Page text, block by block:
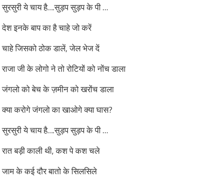
सुरसुरी ये चाय है….सुड़प सुड़प के पी …
देश इनके बाप का है चाहे जो करें
चाहे जिसको ठोक डालें, जेल भेज दें
राजा जी के लोगो ने तो रोटियों को नोंच डाला
जंगलो को बेच के ज़मीन को खरोंच डाला
क्या करोगे जंगलो का खाओगे क्या घास?
सुरसुरी ये चाय है….सुड़प सुड़प के पी …
रात बड़ी काली थी, कश पे कश चले
जाम के कई दौर बातो के सिलसिले